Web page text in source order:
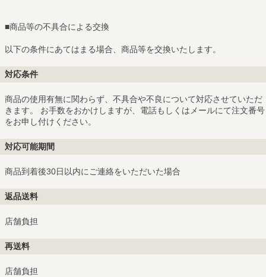
■商品等の不具合による交換
以下の条件にあてはまる場合、商品等を交換いたします。
対応条件
商品の使用有無に関わらず、不具合や不良について対応させていただ
きます。 お手数をおかけしますが、電話もしくはメールにて注文番号
をお申し付けください。
対応可能期間
商品到着後30日以内にご連絡をいただいた場合
返品送料
店舗負担
再送料
店舗負担